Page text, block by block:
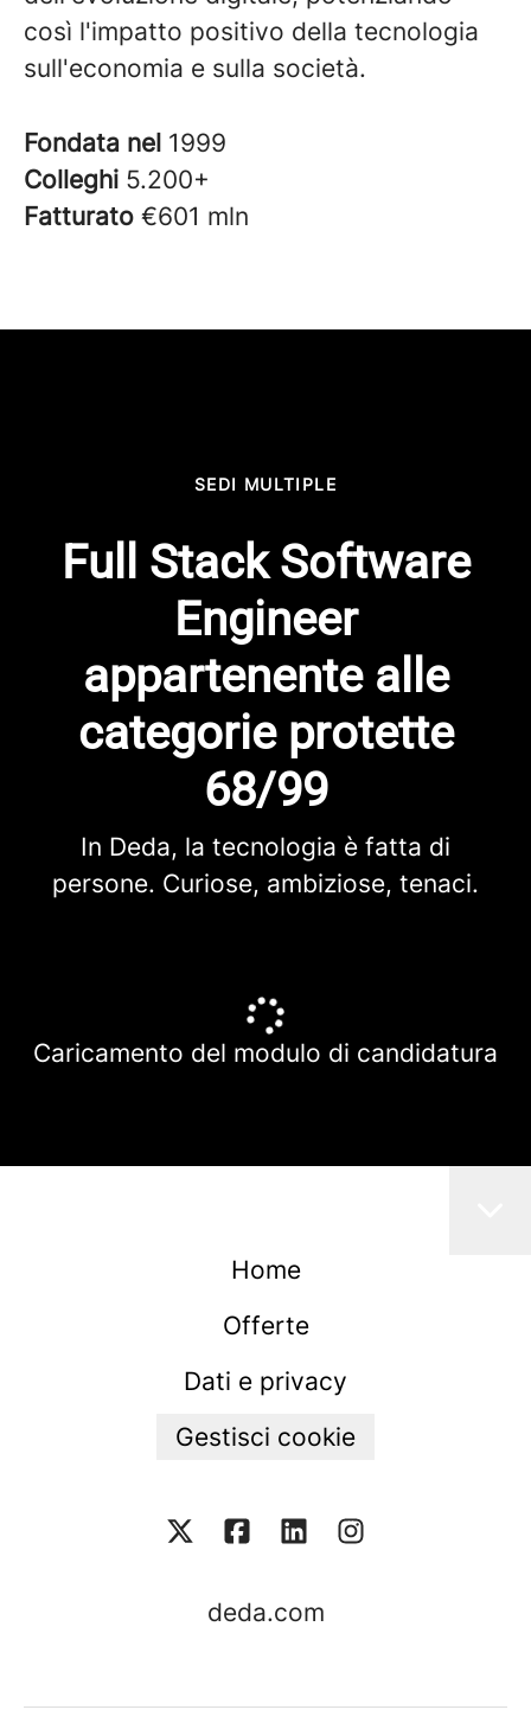
così l'impatto positivo della tecnologia
sull'economia e sulla società.
Fondata nel 1999
Colleghi 5.200+
Fatturato €601 mln
SEDI MULTIPLE
Full Stack Software
Engineer
appartenente alle
categorie protette
68/99
In Deda, la tecnologia è fatta di
persone. Curiose, ambiziose, tenaci.
Caricamento del modulo di candidatura
Home
Offerte
Dati e privacy
Gestisci cookie
deda.com